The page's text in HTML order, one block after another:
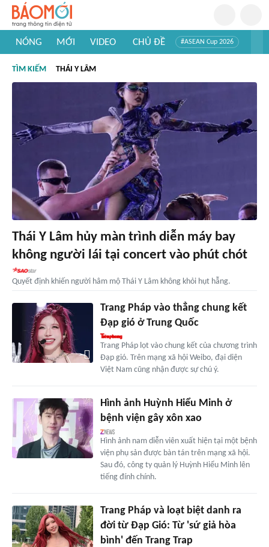
NÓNG MỚI VIDEO CHỦ ĐỀ #ASEAN Cup 2026
#Khám phá thế giới
TÌM KIẾM THÁI Y LÂM
Thái Y Lâm hủy màn trình diễn máy bay
không người lái tại concert vào phút chót
Quyết định khiến người hâm mộ Thái Y Lâm không khỏi hụt hẫng.
Trang Pháp vào thẳng chung kết
Đạp gió ở Trung Quốc
Trang Pháp lọt vào chung kết của chương trình
Đạp gió. Trên mạng xã hội Weibo, đại diện
Việt Nam cũng nhận được sự chú ý.
Hình ảnh Huỳnh Hiểu Minh ở
bệnh viện gây xôn xao
Hình ảnh nam diễn viên xuất hiện tại một bệnh
viện phụ sản được bàn tán trên mạng xã hội.
Sau đó, công ty quản lý Huỳnh Hiểu Minh lên
tiếng đính chính.
Trang Pháp và loạt biệt danh ra
đời từ Đạp Gió: Từ 'sứ giả hòa
bình' đến Trang Trap